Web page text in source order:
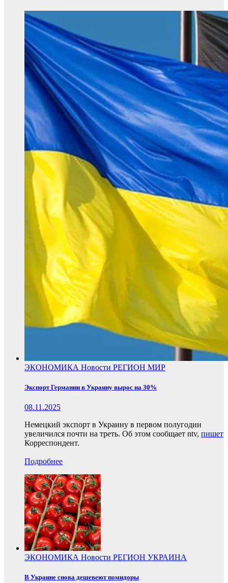
ЭКОНОМИКА Новости РЕГИОН МИР
Экспорт Германии в Украину вырос на 30%
08.11.2025
Немецкий экспорт в Украину в первом полугодии
увеличился почти на треть. Об этом сообщает ntv, пишет
Корреспондент.
Подробнее
ЭКОНОМИКА Новости РЕГИОН УКРАИНА
В Украине снова дешевеют помидоры